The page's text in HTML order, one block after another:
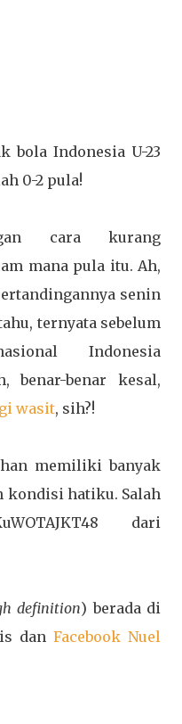
bola Indonesia U-23
0-2 pula!
cara kurang
mana pula itu. Ah,
senin
ternyata sebelum
Indonesia
benar-benar kesal,
wasit, sih?!
memiliki banyak
kondisi hatiku. Salah
dari
definition) berada di
dan Facebook Nuel